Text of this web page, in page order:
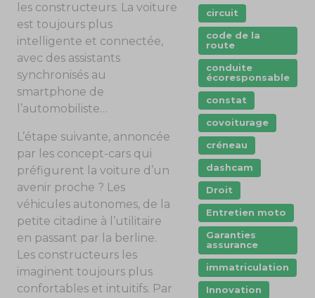
les constructeurs. La voiture
est toujours plus
intelligente et connectée,
avec des assistants
synchronisés au
smartphone de
l’automobiliste…
L’étape suivante, annoncée
par les concept-cars qui
préfigurent la voiture d’un
avenir proche ? Les
véhicules autonomes, de la
petite citadine à l’utilitaire
en passant par la berline.
Les constructeurs les
imaginent toujours plus
confortables et intuitifs. Par
circuit
code de la
route
conduite
écoresponsable
constat
covoiturage
créneau
dashcam
Droit
Entretien moto
Garanties
assurance
immatriculation
Innovation